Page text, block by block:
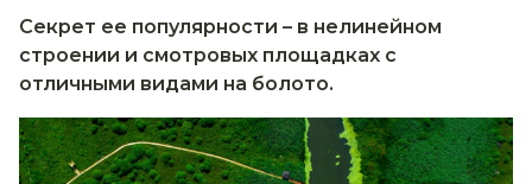
Секрет ее популярности – в нелинейном
строении и смотровых площадках с
отличными видами на болото.